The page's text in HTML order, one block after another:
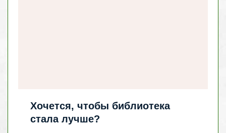
Хочется, чтобы библиотека
стала лучше?